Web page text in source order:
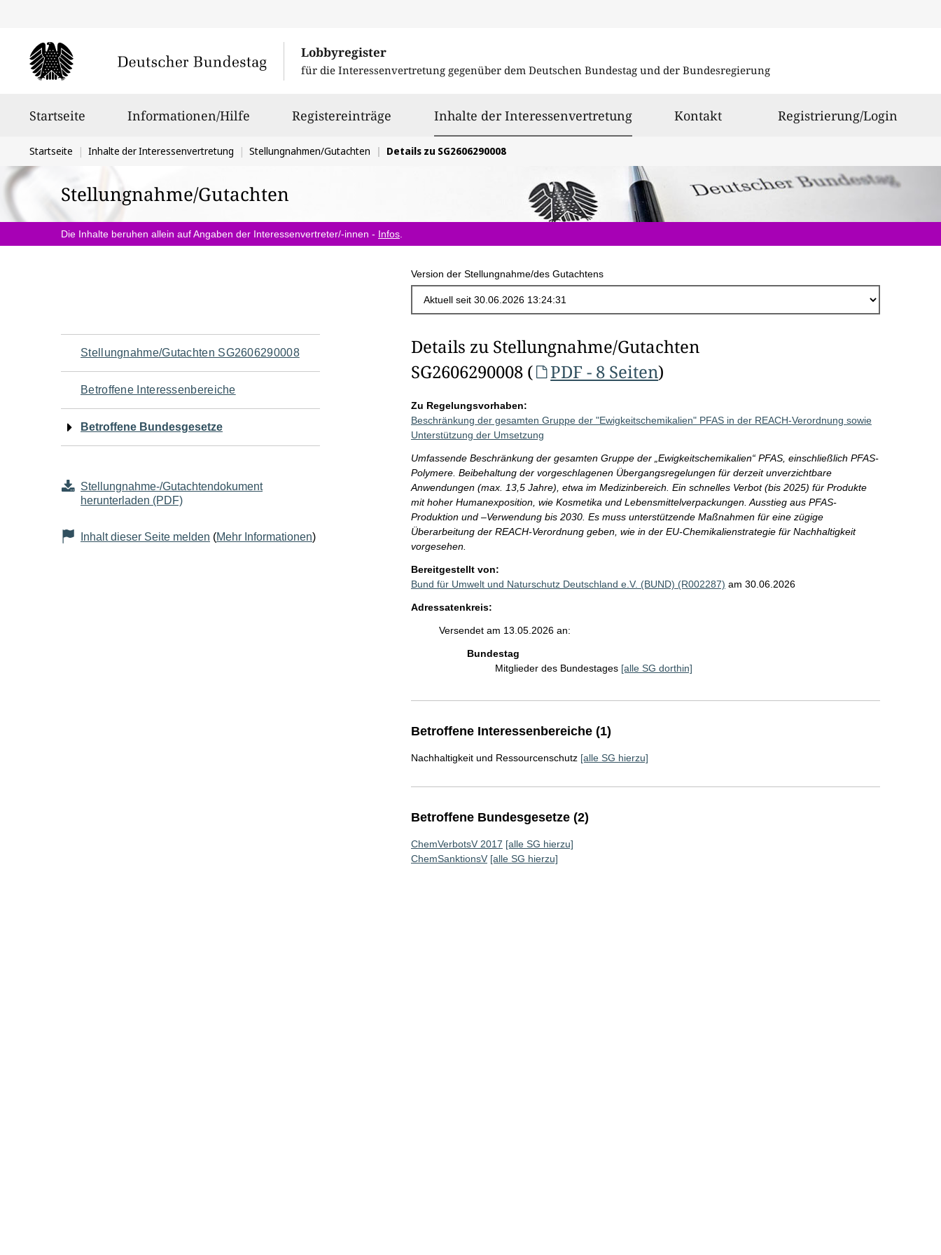
Lobbyregister
für die Interessenvertretung gegenüber dem Deutschen Bundestag und der Bundesregierung
Startseite Informationen/Hilfe Registereinträge Inhalte der Interessenvertretungausgewählt
Kontakt Registrierung/Login
Sie
befinden
sich
hier:
Startseite Inhalte der Interessenvertretung Stellungnahmen/Gutachten Details zu SG2606290008
Stellungnahme/Gutachten
Die Inhalte beruhen allein auf Angaben der Interessenvertreter/-innen - Infos
Version der Stellungnahme/des Gutachtens
Navigation
für
den
Seiteninhalt
Stellungnahme/Gutachten SG2606290008
Betroffene Interessenbereiche
Betroffene Bundesgesetze
Stellungnahme-/Gutachtendokument
herunterladen (PDF)
Inhalt dieser Seite melden (Mehr Informationen)
Details zu Stellungnahme/Gutachten
SG2606290008 (
PDF - 8 Seiten)
Zu Regelungsvorhaben:
Beschränkung der gesamten Gruppe der "Ewigkeitschemikalien" PFAS in der REACH-Verordnung sowie
Unterstützung der Umsetzung
Umfassende Beschränkung der gesamten Gruppe der „Ewigkeitschemikalien“ PFAS, einschließlich PFAS-
Polymere. Beibehaltung der vorgeschlagenen Übergangsregelungen für derzeit unverzichtbare
Anwendungen (max. 13,5 Jahre), etwa im Medizinbereich. Ein schnelles Verbot (bis 2025) für Produkte
mit hoher Humanexposition, wie Kosmetika und Lebensmittelverpackungen. Ausstieg aus PFAS-
Produktion und –Verwendung bis 2030. Es muss unterstützende Maßnahmen für eine zügige
Überarbeitung der REACH-Verordnung geben, wie in der EU-Chemikalienstrategie für Nachhaltigkeit
vorgesehen.
Bereitgestellt von:
Bund für Umwelt und Naturschutz Deutschland e.V. (BUND) (R002287) am 30.06.2026
Adressatenkreis:
Versendet am 13.05.2026 an:
Bundestag
Mitglieder des Bundestages [alle SG dorthin]
Betroffene Interessenbereiche (1)
Nachhaltigkeit und Ressourcenschutz [alle SG hierzu]
Betroffene Bundesgesetze (2)
ChemVerbotsV 2017 [alle SG hierzu]
ChemSanktionsV [alle SG hierzu]